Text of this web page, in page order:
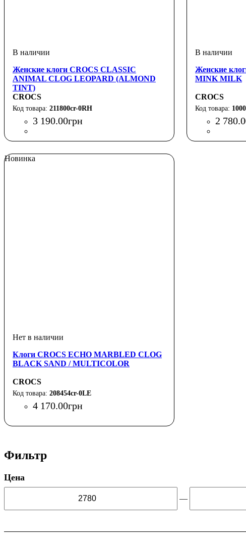
Женские клоги CROCS CLASSIC
ANIMAL CLOG LEOPARD (ALMOND
TINT)
CROCS
211800cr-0RH
3 190.00грн
Женские
MINK MILK
CROCS
2 780.
Новинка
Клоги CROCS ECHO MARBLED CLOG
BLACK SAND / MULTICOLOR
CROCS
208454cr-0LE
4 170.00грн
Фильтр
Цена
—